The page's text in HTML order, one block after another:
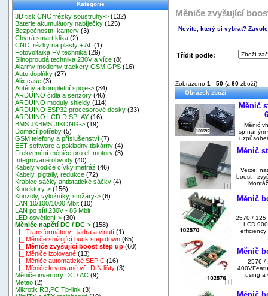
Kategorie
3D tisk CNC frézky soustruhy-> (132)
Baterie akumulátory nabíječky (125)
Bezpečnostní kamery (3)
Chytrá smart klika (2)
CNC frézky na plasty + AL
(1)
Fotovoltaika FV technika (29)
Silnoproudá technika 230V a více (8)
Alarmy modemy trackery GSM GPS (16)
Auto doplňky (27)
Alix case (3)
Antény a kompletní spoje-> (34)
ARDUINO čidla a senzory (46)
ARDUINO moduly shieldy (114)
ARDUINO ESP32 procesorové desky (33)
ARDUINO LCD DISPLAY (16)
BMS JKBMS JIKONG-> (19)
Domácí potřeby (5)
GSM telefony a příslušenství (7)
EET software a pokladny tiskárny (4)
Frekvenční měniče pro el. motory (3)
Integrované obvody (40)
Kabely vodiče cívky metráž (46)
Kabely, pigtaily, redukce (72)
Krabice sáčky antistatické sáčky (4)
Konektory-> (156)
Konzoly, výložníky, stožáry-> (6)
LAN 10/100/1000 Mbit (10)
LAN po síti 230V - 85 Mbit
LED osvětlení-> (30)
Měniče napětí DC / DC-> (158)
|_ Transformátory - jádra a vinutí (1)
|_ Měniče snižující buck step down (65)
|_ Měniče zvyšující boost step up (60)
|_ Měniče izolované (13)
|_ Měniče automatické SEPIC (16)
|_ Měniče krytované vč. DIN lišty (3)
Měniče invertory DC / AC (9)
Meteo (2)
Mikrotik RB,PC,Tp-link (3)
Měniče zvyšující
Nevíte, který si vybrat?
Třídit podle:
Zobrazeno 1 - 50 (z 60 zboží)
Obrázek zboží
Měnič
Měnič
spínaným
Měnič
Verze:
boost -
Měnič
2570 / 125
LCD
Měnič
2576 /
using a